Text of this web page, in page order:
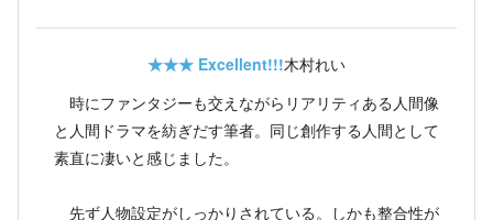
★★★ Excellent!!!木村れい
時にファンタジーも交えながらリアリティある人間像
と人間ドラマを紡ぎだす筆者。同じ創作する人間として
素直に凄いと感じました。
先ず人物設定がしっかりされている。しかも整合性が